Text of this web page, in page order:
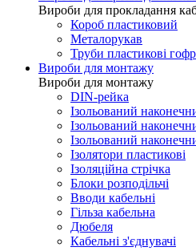
Вироби для прокладання
Короб пластиковий
Металорукав
Труби пластикові
Вироби для монтажу
Вироби для монтажу
DIN-рейка
Ізольований
Ізольований
Ізольований
Ізолятори пластикові
Ізоляційна стрічка
Блоки розподільчі
Вводи кабельні
Гільза кабельна
Дюбеля
Кабельнi з'єднувачi